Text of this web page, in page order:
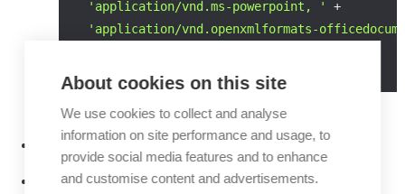
'application/vnd.ms-powerpoint, '
+
'application/vnd.openxmlformats-
maximale bestandsgrootte: 20MB
bij voorkeur bestandsgrootte <10MB
About cookies on this site
We use cookies to collect and analyse
information on site performance and usage, to
provide social media features and to enhance
and customise content and advertisements.